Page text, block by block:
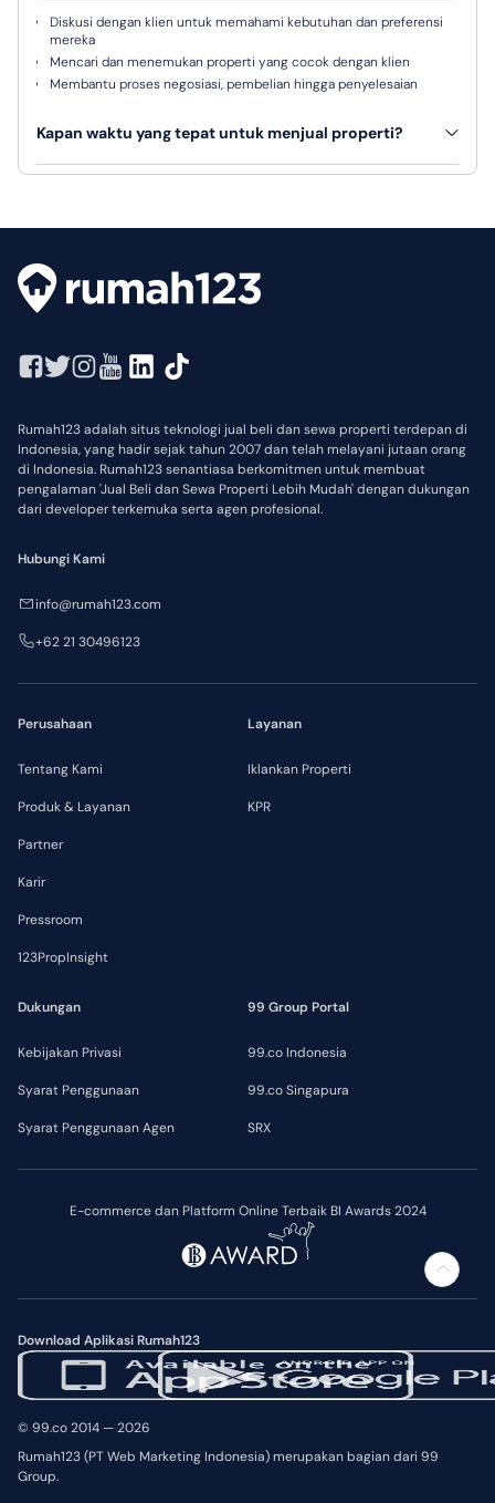
Diskusi dengan klien untuk memahami kebutuhan dan preferensi
mereka
Mencari dan menemukan properti yang cocok dengan klien
Membantu proses negosiasi, pembelian hingga penyelesaian
Kapan waktu yang tepat untuk menjual properti?
Tidak ada waktu pasti, karena semuanya tergantung pada sejumlah
Rumah123 adalah situs teknologi jual beli dan sewa properti terdepan di
Indonesia, yang hadir sejak tahun 2007 dan telah melayani jutaan orang
di Indonesia. Rumah123 senantiasa berkomitmen untuk membuat
pengalaman 'Jual Beli dan Sewa Properti Lebih Mudah' dengan dukungan
dari developer terkemuka serta agen profesional.
E-commerce dan Platform Online Terbaik BI Awards 2024
Download Aplikasi Rumah123
Perusahaan
Tentang Kami
Produk & Layanan
Partner
Karir
Pressroom
123PropInsight
Layanan
Iklankan Properti
KPR
Dukungan
Kebijakan Privasi
Syarat Penggunaan
Syarat Penggunaan Agen
99 Group Portal
99.co Indonesia
99.co Singapura
SRX
Hubungi Kami
info@rumah123.com
+62 21 30496123
© 99.co 2014 — 2026
Rumah123 (PT Web Marketing Indonesia) merupakan bagian dari 99
Group.